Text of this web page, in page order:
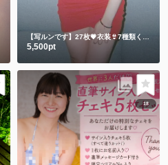
【写ルンです】27枚💗衣装👙7種類くらい
5,500pt
18